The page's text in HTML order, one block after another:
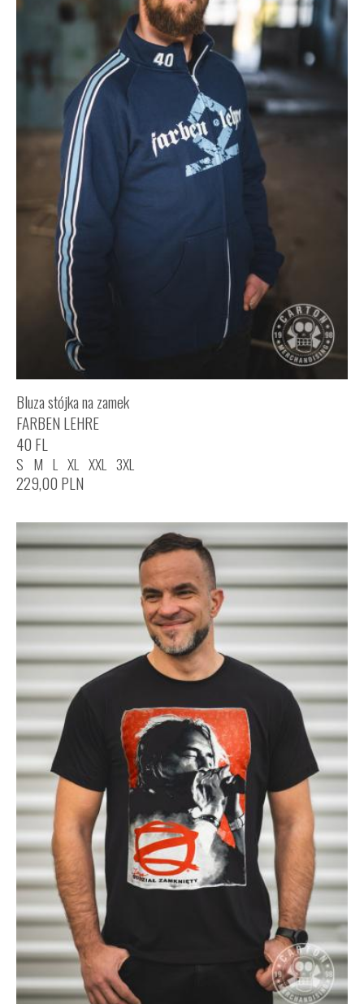
Bluza stójka na zamek
FARBEN LEHRE
40 FL
S M L XL XXL 3XL
229,00 PLN